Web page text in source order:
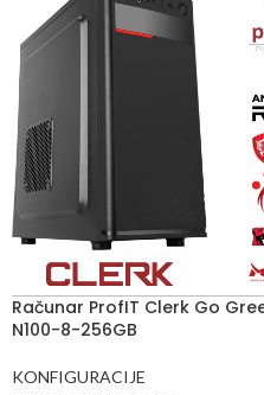
Računar ProfIT Clerk Go
N100-8-256GB
KONFIGURACIJE